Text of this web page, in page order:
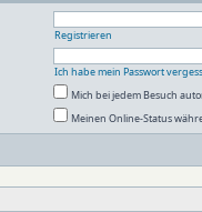
Registrieren
Ich habe mein Passwort
Mich bei jedem Besuch
Meinen Online-Status